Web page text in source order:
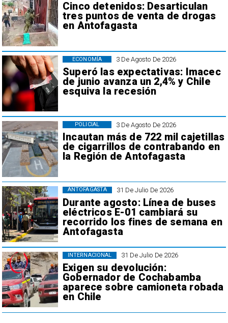
Cinco detenidos: Desarticulan
tres puntos de venta de drogas
en Antofagasta
3 De Agosto De 2026
Superó las expectativas: Imacec
de junio avanza un 2,4% y Chile
esquiva la recesión
ECONOMÍA
3 De Agosto De 2026
Incautan más de 722 mil cajetillas
de cigarrillos de contrabando en
la Región de Antofagasta
POLICIAL
31 De Julio De 2026
Durante agosto: Línea de buses
eléctricos E-01 cambiará su
recorrido los fines de semana en
Antofagasta
ANTOFAGASTA
31 De Julio De 2026
Exigen su devolución:
Gobernador de Cochabamba
aparece sobre camioneta robada
en Chile
INTERNACIONAL